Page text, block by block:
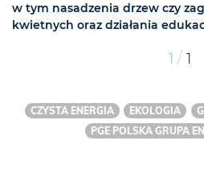
w tym nasadzenia drzew czy
kwietnych oraz działania
1 / 1
CZYSTA ENERGIA EKOLOGIA
PGE POLSKA GRUPA